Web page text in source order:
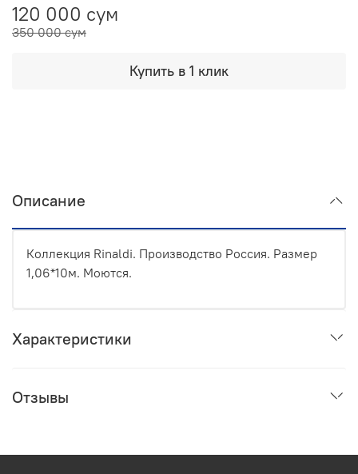
120 000 сум
350 000 сум
Купить в 1 клик
Описание
Коллекция Rinaldi. Производство Россия. Размер
1,06*10м. Моются.
Характеристики
Отзывы